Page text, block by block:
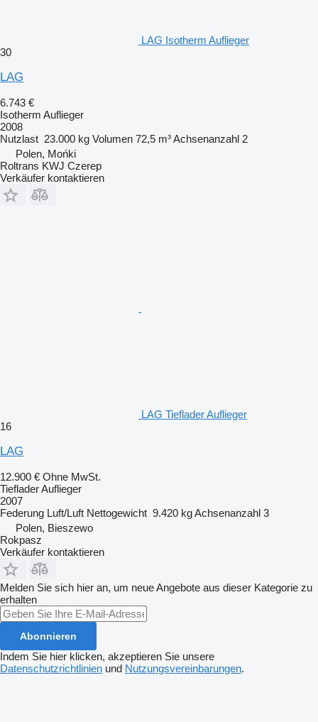
LAG Isotherm Auflieger
30
LAG
6.743 €
Isotherm Auflieger
2008
Nutzlast 23.000 kg Volumen 72,5 m³Achsenanzahl 2
Polen, Mońki
Roltrans KWJ Czerep
Verkäufer kontaktieren
LAG Tieflader Auflieger
16
LAG
12.900 € Ohne MwSt.
Tieflader Auflieger
2007
Federung Luft/Luft Nettogewicht 9.420 kgAchsenanzahl 3
Polen, Bieszewo
Rokpasz
Verkäufer kontaktieren
Melden Sie sich hier an, um neue Angebote aus dieser Kategorie zu
erhalten
Abonnieren
Indem Sie hier klicken, akzeptieren Sie unsere
Datenschutzrichtlinien und Nutzungsvereinbarungen.